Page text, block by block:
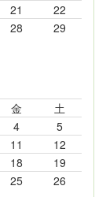
21
22
28
29
金
土
4
5
11
12
18
19
25
26